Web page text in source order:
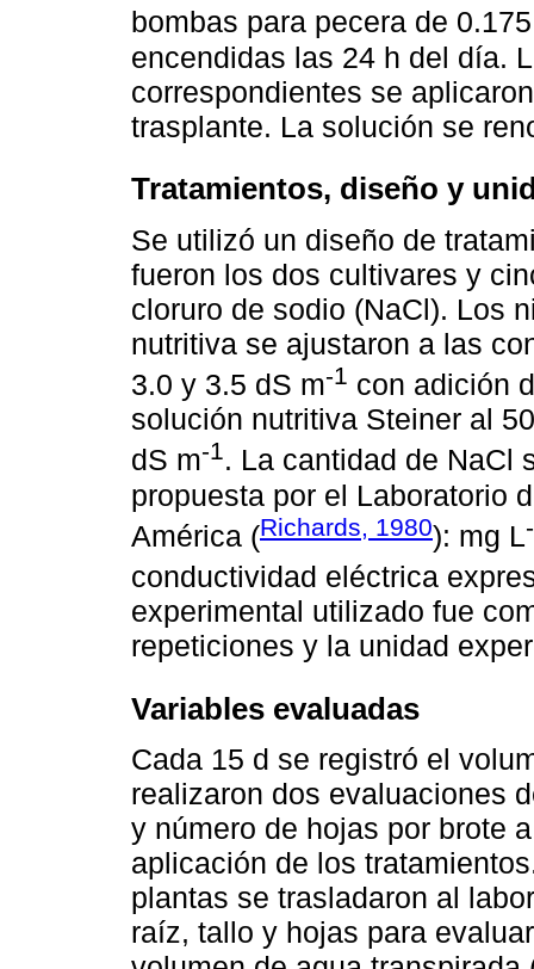
bombas para pecera de
encendidas las 24 h del día.
correspondientes se
trasplante. La solución se
Tratamientos, diseño y
Se utilizó un diseño de
fueron los dos cultivares y
cloruro de sodio (NaCl). Los
nutritiva se ajustaron a las
3.0 y 3.5 dS m-1 con adición
solución nutritiva Steiner al
dS m-1. La cantidad de NaCl
propuesta por el Laboratorio
América (Richards, 1980): mg L
conductividad eléctrica
experimental utilizado fue
repeticiones y la unidad
Variables evaluadas
Cada 15 d se registró el
realizaron dos evaluaciones
y número de hojas por brote
aplicación de los
plantas se trasladaron al
raíz, tallo y hojas para